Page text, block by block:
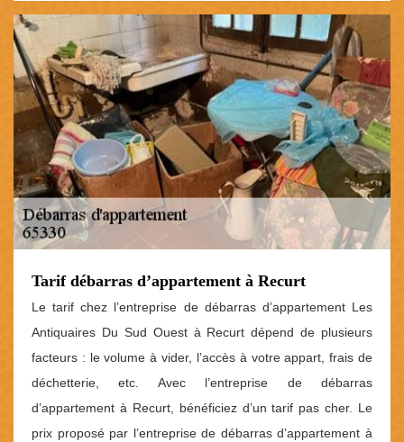
Tarif débarras d’appartement à Recurt
Le tarif chez l’entreprise de débarras d’appartement Les
Antiquaires Du Sud Ouest à Recurt dépend de plusieurs
facteurs : le volume à vider, l’accès à votre appart, frais de
déchetterie, etc. Avec l’entreprise de débarras
d’appartement à Recurt, bénéficiez d’un tarif pas cher. Le
prix proposé par l’entreprise de débarras d’appartement à